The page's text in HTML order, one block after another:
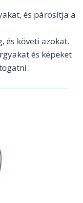
és párosítja a
és követi azokat.
és képeket